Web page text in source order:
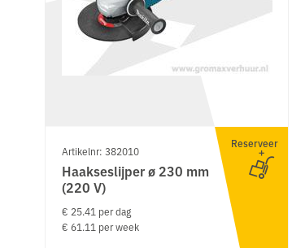
Artikelnr: 382010
Haakseslijper ø 230 mm
(220 V)
€ 25.41 per dag
€ 61.11 per week
Reserveer